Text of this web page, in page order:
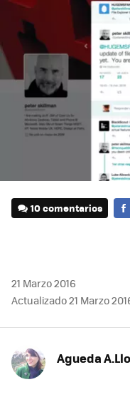
10 comentarios
21 Marzo 2016
Actualizado 21 Marzo
Agueda